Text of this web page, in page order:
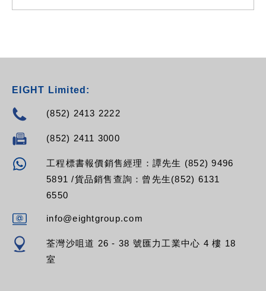
EIGHT Limited:
(852) 2413 2222
(852) 2411 3000
工程標書報價銷售經理：譚先生 (852) 9496
5891 /貨品銷售查詢：曾先生(852) 6131
6550
info@eightgroup.com
荃灣沙咀道 26 - 38 號匯力工業中心 4 樓 18
室